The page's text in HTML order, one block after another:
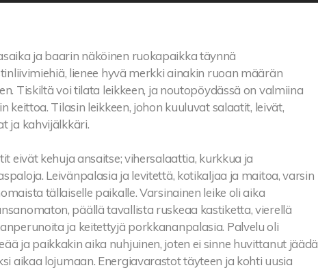
ja baarin näköinen ruokapaikka täynnä
lienee hyvä merkki ainakin ruoan määrän
Tiskiltä voi tilata leikkeen, ja noutopöydässä on valmiina
keittoa. Tilasin leikkeen, johon kuuluvat salaatit, leivät,
ja kahvijälkkäri.
eivät kehuja ansaitse; vihersalaattia, kurkkua ja
Leivänpalasia ja levitettä, kotikaljaa ja maitoa, varsin
tällaiselle paikalle. Varsinainen leike oli aika
päällä tavallista ruskeaa kastiketta, vierellä
ja keitettyjä porkkananpalasia. Palvelu oli
ja paikkakin aika nuhjuinen, joten ei sinne huvittanut jäädä
aikaa lojumaan. Energiavarastot täyteen ja kohti uusia